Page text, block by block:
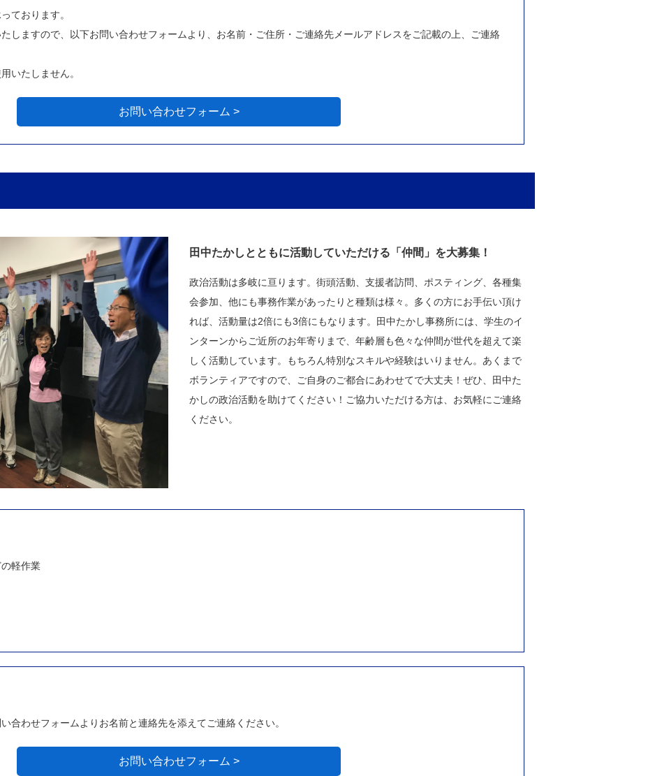
ております。
しますので、以下お問い合わせフォームより、お名前・ご住所・ご連絡先メールアドレスをご記載の上、ご連絡
いたしません。
お問い合わせフォーム >
田中たかしとともに活動していただける「仲間」を大募集！
政治活動は多岐に亘ります。街頭活動、支援者訪問、ポスティング、各種集
会参加、他にも事務作業があったりと種類は様々。多くの方にお手伝い頂け
れば、活動量は2倍にも3倍にもなります。田中たかし事務所には、学生のイ
ンターンからご近所のお年寄りまで、年齢層も色々な仲間が世代を超えて楽
しく活動しています。もちろん特別なスキルや経験はいりません。あくまで
ボランティアですので、ご自身のご都合にあわせてで大丈夫！ぜひ、田中た
かしの政治活動を助けてください！ご協力いただける方は、お気軽にご連絡
ください。
軽作業
合わせフォームよりお名前と連絡先を添えてご連絡ください。
お問い合わせフォーム >